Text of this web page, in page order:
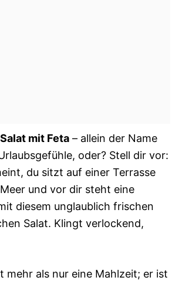
mit Feta – allein der Name
oder? Stell dir vor:
du sitzt auf einer Terrasse
und vor dir steht eine
diesem unglaublich frischen
Salat. Klingt verlockend,
mehr als nur eine Mahlzeit; er ist